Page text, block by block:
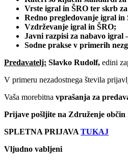
Vrste igral in ŠRO ter skrb
Redno pregledovanje igral
Vzdrževanje igral in ŠRO;
Javni razpisi za nabavo
Sodne prakse v primerih
Predavatelj: Slavko Rudolf, edini
V primeru nezadostnega števila
Vaša morebitna vprašanja za
Prijave pošljite na Združenje občin
SPLETNA PRIJAVA TUKAJ
Vljudno vabljeni